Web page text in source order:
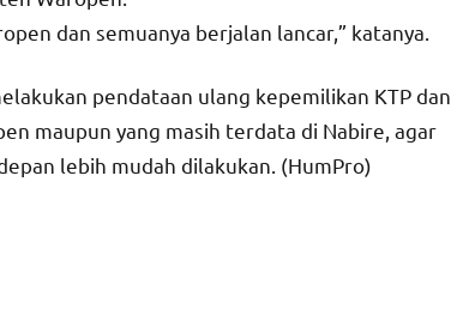
dan semuanya berjalan lancar,” katanya.
pendataan ulang kepemilikan KTP dan
maupun yang masih terdata di Nabire, agar
lebih mudah dilakukan. (HumPro)